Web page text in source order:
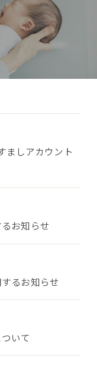
ましアカウント
お知らせ
るお知らせ
いて